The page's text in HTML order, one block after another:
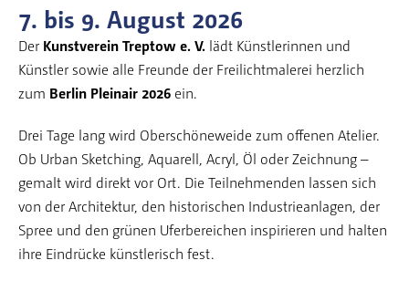
7. bis 9. August 2026
Der Kunstverein Treptow e. V. lädt Künstlerinnen und
Künstler sowie alle Freunde der Freilichtmalerei herzlich
zum Berlin Pleinair 2026 ein.
Drei Tage lang wird Oberschöneweide zum offenen Atelier.
Ob Urban Sketching, Aquarell, Acryl, Öl oder Zeichnung –
gemalt wird direkt vor Ort. Die Teilnehmenden lassen sich
von der Architektur, den historischen Industrieanlagen, der
Spree und den grünen Uferbereichen inspirieren und halten
ihre Eindrücke künstlerisch fest.